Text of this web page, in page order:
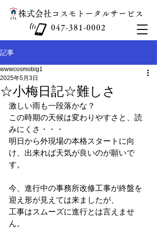
​株式会社コスモトータルサービス
047-381-0002
記事
☆小梅日記☆難しさ
wwwcosmobig1
2025年5月3日
激しい雨も一段落かな？
この時期の天候は変わりやすさと、読
みにくさ・・・
明日から外現場の本格スタートに向
け、出来れば天気が良いのが願いで
す。
今、進行中の事務所改修工事が終盤を
迎え形が見えては来ましたが、
工事はスムーズに進行とは言えませ
ん。